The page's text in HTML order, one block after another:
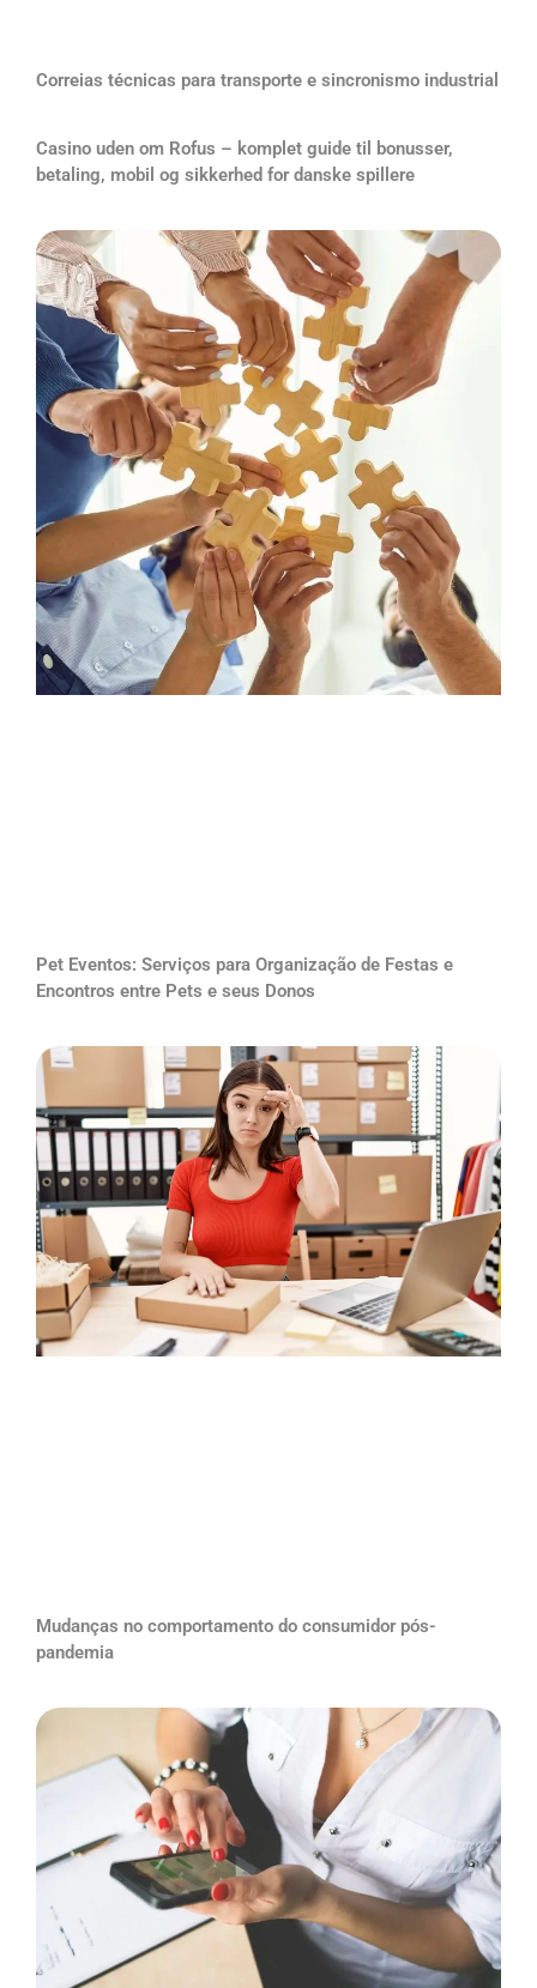
Correias técnicas para transporte e sincronismo industrial
Casino uden om Rofus – komplet guide til bonusser,
betaling, mobil og sikkerhed for danske spillere
Pet Eventos: Serviços para Organização de Festas e
Encontros entre Pets e seus Donos
Mudanças no comportamento do consumidor pós-
pandemia